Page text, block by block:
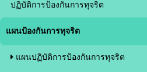
ปฏิบัติการป้องกันการทุจริต
แผนป้องกันการทุจริต
แผนปฏิบัติการป้องกันการทุจริต